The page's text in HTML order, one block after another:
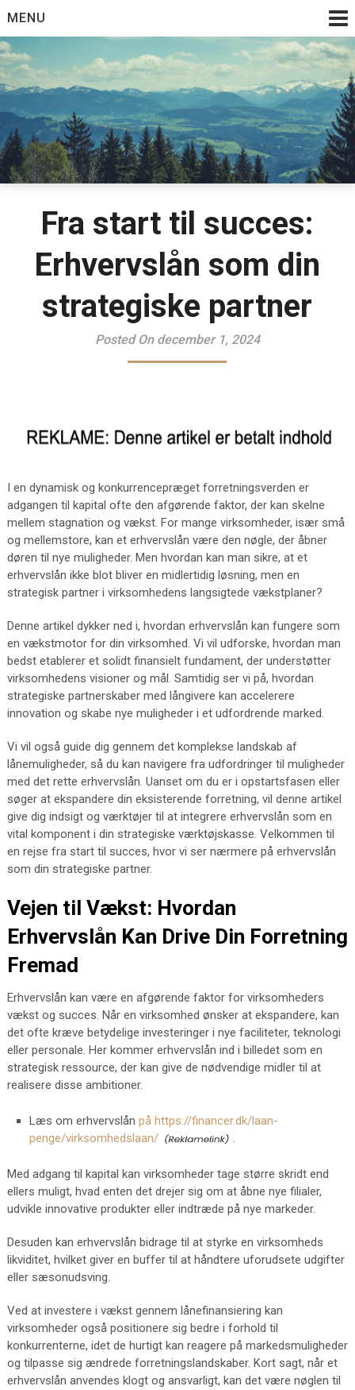
to
content
MENU
Fra start til succes:
Erhvervslån som din
strategiske partner
Posted On december 1, 2024
I en dynamisk og konkurrencepræget forretningsverden er
adgangen til kapital ofte den afgørende faktor, der kan skelne
mellem stagnation og vækst. For mange virksomheder, især små
og mellemstore, kan et erhvervslån være den nøgle, der åbner
døren til nye muligheder. Men hvordan kan man sikre, at et
erhvervslån ikke blot bliver en midlertidig løsning, men en
strategisk partner i virksomhedens langsigtede vækstplaner?
Denne artikel dykker ned i, hvordan erhvervslån kan fungere som
en vækstmotor for din virksomhed. Vi vil udforske, hvordan man
bedst etablerer et solidt finansielt fundament, der understøtter
virksomhedens visioner og mål. Samtidig ser vi på, hvordan
strategiske partnerskaber med långivere kan accelerere
innovation og skabe nye muligheder i et udfordrende marked.
Vi vil også guide dig gennem det komplekse landskab af
lånemuligheder, så du kan navigere fra udfordringer til muligheder
med det rette erhvervslån. Uanset om du er i opstartsfasen eller
søger at ekspandere din eksisterende forretning, vil denne artikel
give dig indsigt og værktøjer til at integrere erhvervslån som en
vital komponent i din strategiske værktøjskasse. Velkommen til
en rejse fra start til succes, hvor vi ser nærmere på erhvervslån
som din strategiske partner.
Vejen til Vækst: Hvordan
Erhvervslån Kan Drive Din Forretning
Fremad
Erhvervslån kan være en afgørende faktor for virksomheders
vækst og succes. Når en virksomhed ønsker at ekspandere, kan
det ofte kræve betydelige investeringer i nye faciliteter, teknologi
eller personale. Her kommer erhvervslån ind i billedet som en
strategisk ressource, der kan give de nødvendige midler til at
realisere disse ambitioner.
Læs om erhvervslånpå https://financer.dk/laan-
penge/virksomhedslaan/
Med adgang til kapital kan virksomheder tage større skridt end
ellers muligt, hvad enten det drejer sig om at åbne nye filialer,
udvikle innovative produkter eller indtræde på nye markeder.
Desuden kan erhvervslån bidrage til at styrke en virksomheds
likviditet, hvilket giver en buffer til at håndtere uforudsete udgifter
eller sæsonudsving.
Ved at investere i vækst gennem lånefinansiering kan
virksomheder også positionere sig bedre i forhold til
konkurrenterne, idet de hurtigt kan reagere på markedsmuligheder
og tilpasse sig ændrede forretningslandskaber. Kort sagt, når et
erhvervslån anvendes klogt og ansvarligt, kan det være nøglen til